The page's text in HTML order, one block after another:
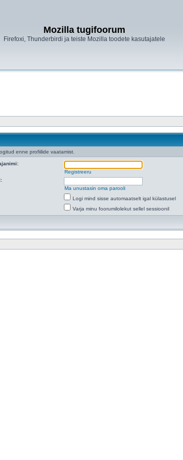
Mozilla tugifoorum
Firefoxi, Thunderbirdi ja teiste Mozilla toodete kasutajatele
enne profiilide vaatamist.
Registreeru
Ma unustasin oma parooli
Logi mind sisse automaatselt igal külastusel
Varja minu foorumilolekut sellel sessioonil